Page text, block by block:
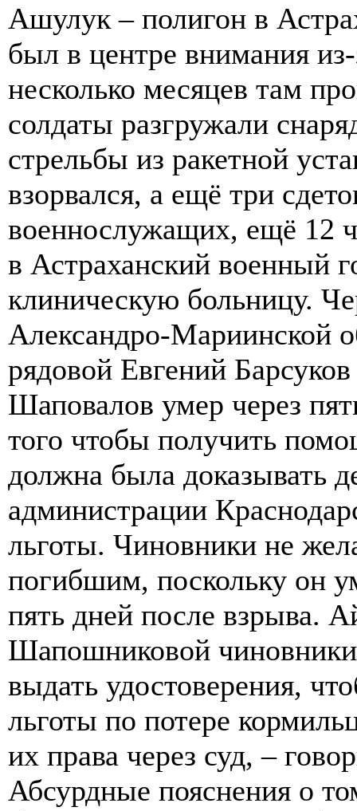
Ашулук – полигон в
был в центре внимания
несколько месяцев там
солдаты разгружали
стрельбы из ракетной
взорвался, а ещё три
военнослужащих, ещё 12
в Астраханский военный
клиническую больницу.
Александро-Мариинской
рядовой Евгений
Шаповалов умер через
того чтобы получить
должна была доказывать
администрации
льготы. Чиновники не
погибшим, поскольку он
пять дней после взрыва.
Шапошниковой чиновники
выдать удостоверения,
льготы по потере
их права через суд, –
Абсурдные пояснения о